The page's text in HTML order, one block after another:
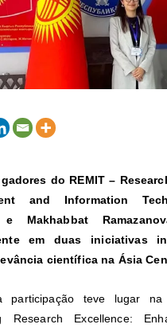
do REMIT –
and Information
e Makhabbat
em duas iniciativas
científica na Ásia
participação teve lugar na
Research Excellence: